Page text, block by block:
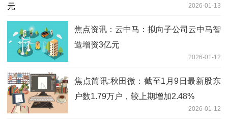
2026-01-13
焦点资讯：云中马：拟向子公司云中马智
造增资3亿元
2026-01-12
焦点简讯:秋田微：截至1月9日最新股东
户数1.79万户，较上期增加2.48%
2026-01-12